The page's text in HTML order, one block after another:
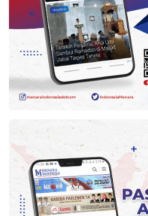
Lingkungan
Olahraga
More